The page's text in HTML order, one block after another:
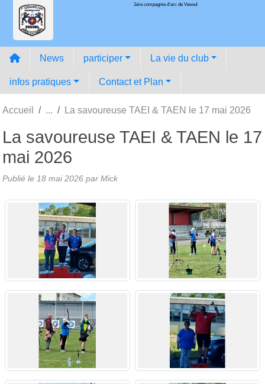
1ére compagnie d'arc de Vesoul
News participer La vie du club
infos pratiques Contact et Plan
Accueil La savoureuse TAEI & TAEN le 17 mai 2026
La savoureuse TAEI & TAEN le 17
mai 2026
Publié le 18 mai 2026 par Mick
Panneau de gestion des cookies